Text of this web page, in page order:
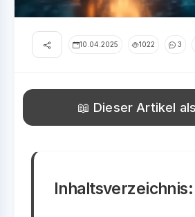
10.04.2025 1022 3
📖 Dieser Artikel
Inhaltsverzeichnis: